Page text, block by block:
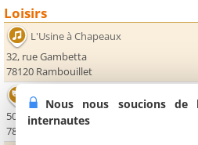
Loisirs
L'Usine à Chapeaux
32, rue Gambetta
78120 Rambouillet
Théâtre Le Nickel
50, rue du Muguet
78120 Rambouillet
Nous nous soucions
internautes